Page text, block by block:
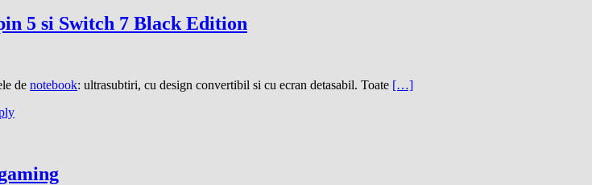
5 si Switch 7 Black Edition
de notebook: ultrasubtiri, cu design convertibil si cu ecran detasabil. Toate […]